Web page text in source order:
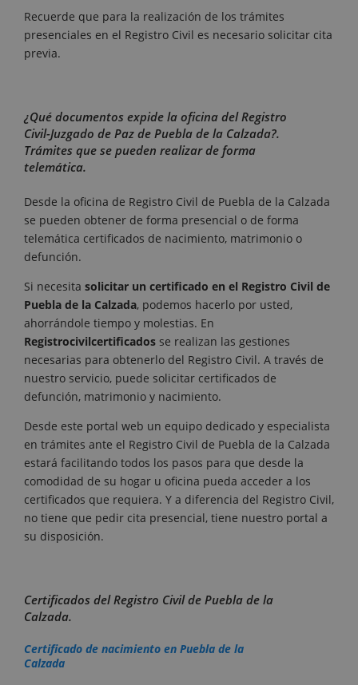
Recuerde que para la realización de los trámites
presenciales en el Registro Civil es necesario solicitar cita
previa.
¿Qué documentos expide la oficina del Registro
Civil-Juzgado de Paz de Puebla de la Calzada?.
Trámites que se pueden realizar de forma
telemática.
Desde la oficina de Registro Civil de Puebla de la Calzada
se pueden obtener de forma presencial o de forma
telemática certificados de nacimiento, matrimonio o
defunción.
Si necesita solicitar un certificado en el Registro Civil de
Puebla de la Calzada, podemos hacerlo por usted,
ahorrándole tiempo y molestias. En
Registrocivilcertificados se realizan las gestiones
necesarias para obtenerlo del Registro Civil. A través de
nuestro servicio, puede solicitar certificados de
defunción, matrimonio y nacimiento.
Desde este portal web un equipo dedicado y especialista
en trámites ante el Registro Civil de Puebla de la Calzada
estará facilitando todos los pasos para que desde la
comodidad de su hogar u oficina pueda acceder a los
certificados que requiera. Y a diferencia del Registro Civil,
no tiene que pedir cita presencial, tiene nuestro portal a
su disposición.
Certificados del Registro Civil de Puebla de la
Calzada.
Certificado de nacimiento en Puebla de la
Calzada